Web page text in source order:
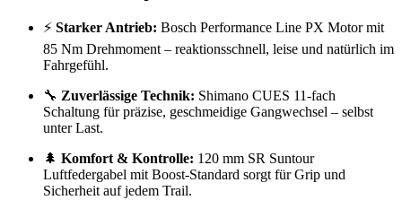
⚡ Starker Antrieb: Bosch Performance Line PX Motor mit
85 Nm Drehmoment – reaktionsschnell, leise und natürlich im
Fahrgefühl.
🔧 Zuverlässige Technik: Shimano CUES 11-fach
Schaltung für präzise, geschmeidige Gangwechsel – selbst
unter Last.
🌲 Komfort & Kontrolle: 120 mm SR Suntour
Luftfedergabel mit Boost-Standard sorgt für Grip und
Sicherheit auf jedem Trail.